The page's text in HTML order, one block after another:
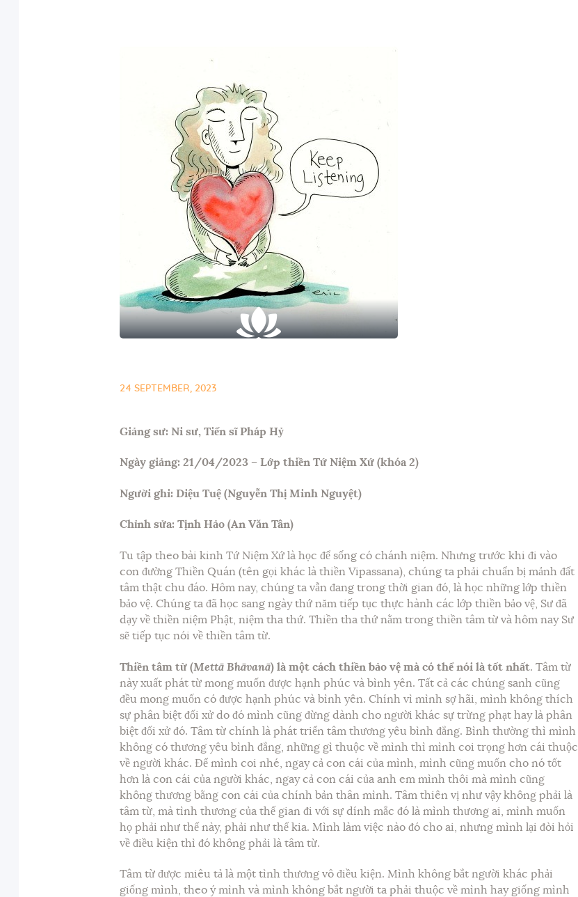
24 SEPTEMBER, 2023
Giảng sư: Ni sư, Tiến sĩ Pháp Hỷ
Ngày giảng: 21/04/2023 – Lớp thiền Tứ Niệm Xứ (khóa 2)
Người ghi: Diệu Tuệ (Nguyễn Thị Minh Nguyệt)
Chỉnh sửa: Tịnh Hảo (An Văn Tân)
Tu tập theo bài kinh Tứ Niệm Xứ là học để sống có chánh niệm. Nhưng trước khi đi vào
con đường Thiền Quán (tên gọi khác là thiền Vipassana), chúng ta phải chuẩn bị mảnh đất
tâm thật chu đáo. Hôm nay, chúng ta vẫn đang trong thời gian đó, là học những lớp thiền
bảo vệ. Chúng ta đã học sang ngày thứ năm tiếp tục thực hành các lớp thiền bảo vệ, Sư đã
dạy về thiền niệm Phật, niệm tha thứ. Thiền tha thứ nằm trong thiền tâm từ và hôm nay Sư
sẽ tiếp tục nói về thiền tâm từ.
Thiền tâm từ (Mettā Bhāvanā) là một cách thiền bảo vệ mà có thể nói là tốt nhất. Tâm từ
này xuất phát từ mong muốn được hạnh phúc và bình yên. Tất cả các chúng sanh cũng
đều mong muốn có được hạnh phúc và bình yên. Chính vì mình sợ hãi, mình không thích
sự phân biệt đối xử do đó mình cũng đừng dành cho người khác sự trừng phạt hay là phân
biệt đối xử đó. Tâm từ chính là phát triển tâm thương yêu bình đẳng. Bình thường thì mình
không có thương yêu bình đẳng, những gì thuộc về mình thì mình coi trọng hơn cái thuộc
về người khác. Để mình coi nhé, ngay cả con cái của mình, mình cũng muốn cho nó tốt
hơn là con cái của người khác, ngay cả con cái của anh em mình thôi mà mình cũng
không thương bằng con cái của chính bản thân mình. Tâm thiên vị như vậy không phải là
tâm từ, mà tình thương của thế gian đi với sự dính mắc đó là mình thương ai, mình muốn
họ phải như thế này, phải như thế kia. Mình làm việc nào đó cho ai, nhưng mình lại đòi hỏi
về điều kiện thì đó không phải là tâm từ.
Tâm từ được miêu tả là một tình thương vô điều kiện. Mình không bắt người khác phải
giống mình, theo ý mình và mình không bắt người ta phải thuộc về mình hay giống mình